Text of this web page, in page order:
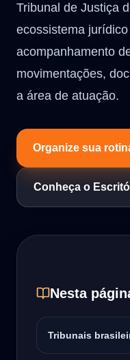
Tribunal de Justiça
ecossistema
acompanhamento
movimentações,
a área de atuação.
Organize sua
Conheça o
Nesta
Tribunais